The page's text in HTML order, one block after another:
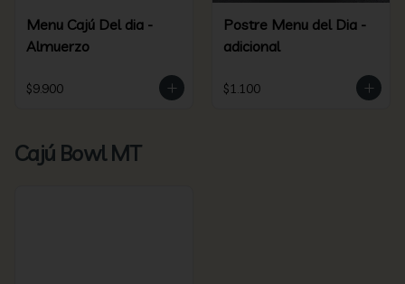
Menu Cajú Del dia -
Almuerzo
$9.900
Postre Menu del Dia -
adicional
$1.100
Cajú Bowl MT